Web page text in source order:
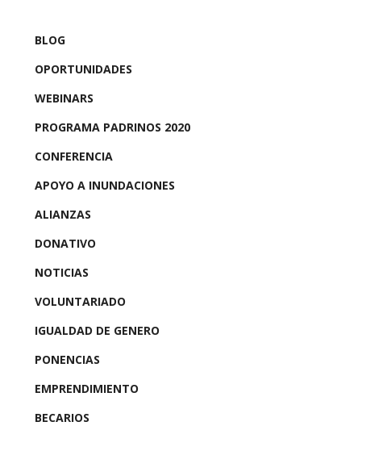
BLOG
OPORTUNIDADES
WEBINARS
PROGRAMA PADRINOS 2020
CONFERENCIA
APOYO A INUNDACIONES
ALIANZAS
DONATIVO
NOTICIAS
VOLUNTARIADO
IGUALDAD DE GENERO
PONENCIAS
EMPRENDIMIENTO
BECARIOS